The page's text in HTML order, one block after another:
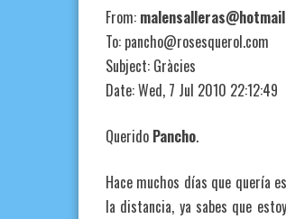
From:
To: pancho@rosesquerol.com
Subject: Gràcies
Date: Wed, 7 Jul 2010 22:12:49
Querido Pancho.
Hace muchos días que quería
la distancia, ya sabes que